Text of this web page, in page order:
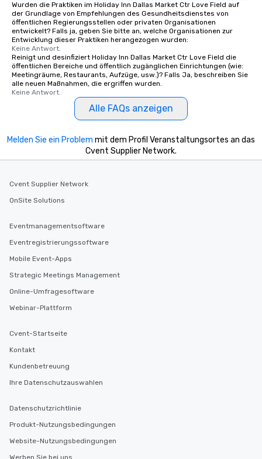
Wurden die Praktiken im Holiday Inn Dallas Market Ctr Love Field auf
der Grundlage von Empfehlungen des Gesundheitsdienstes von
öffentlichen Regierungsstellen oder privaten Organisationen
entwickelt? Falls ja, geben Sie bitte an, welche Organisationen zur
Entwicklung dieser Praktiken herangezogen wurden:
Keine Antwort.
Reinigt und desinfiziert Holiday Inn Dallas Market Ctr Love Field die
öffentlichen Bereiche und öffentlich zugänglichen Einrichtungen (wie:
Meetingräume, Restaurants, Aufzüge, usw.)? Falls Ja, beschreiben Sie
alle neuen Maßnahmen, die ergriffen wurden.
Keine Antwort.
Alle FAQs anzeigen
Melden Sie ein Problem mit dem Profil Veranstaltungsortes an das
Cvent Supplier Network.
Cvent Supplier Network
OnSite Solutions
Eventmanagementsoftware
Eventregistrierungssoftware
Mobile Event-Apps
Strategic Meetings Management
Online-Umfragesoftware
Webinar-Plattform
Cvent-Startseite
Kontakt
Kundenbetreuung
Ihre Datenschutzauswahlen
Datenschutzrichtlinie
Produkt-Nutzungsbedingungen
Website-Nutzungsbedingungen
Werben Sie bei uns